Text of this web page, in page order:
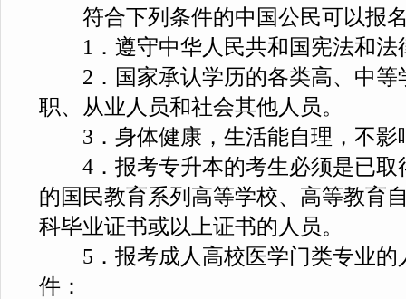
符合下列条件的中国公民可以报
1．遵守中华人民共和国宪法和法
2．国家承认学历的各类高、中等
职、从业人员和社会其他人员。
3．身体健康，生活能自理，不影
4． 报考专升本的考生必须是已
的国民教育系列高等学校、高等教育
科毕业证书或以上证书的人员。
5．报考成人高校医学门类专业的
件：